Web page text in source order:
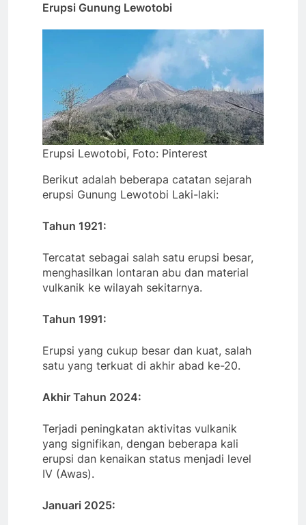
Erupsi Gunung Lewotobi
Erupsi Lewotobi, Foto: Pinterest
Berikut adalah beberapa catatan sejarah
erupsi Gunung Lewotobi Laki-laki:
Tahun 1921:
Tercatat sebagai salah satu erupsi besar,
menghasilkan lontaran abu dan material
vulkanik ke wilayah sekitarnya.
Tahun 1991:
Erupsi yang cukup besar dan kuat, salah
satu yang terkuat di akhir abad ke-20.
Akhir Tahun 2024:
Terjadi peningkatan aktivitas vulkanik
yang signifikan, dengan beberapa kali
erupsi dan kenaikan status menjadi level
IV (Awas).
Januari 2025: